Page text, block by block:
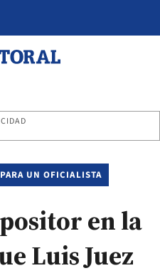
UN OFICIALISTA
en la
Luis Juez